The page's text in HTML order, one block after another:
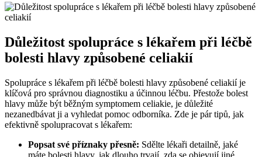
Důležitost spolupráce‍ s ⁤lékařem při‍ léčbě
bolesti ‍hlavy způsobené celiakií
Spolupráce s lékařem⁢ při ‌léčbě bolesti hlavy způsobené‌ celiakií je
klíčová pro správnou diagnostiku a účinnou léčbu. Přestože bolest
hlavy​ může být⁤ běžným ​symptomem celiakie, je důležité
nezanedbávat⁤ ji a vyhledat pomoc odborníka. Zde je⁣ pár tipů, jak
efektivně spolupracovat s ‌lékařem:
Popsat své příznaky ⁣přesně: ‌Sdělte lékaři detailně, jaké